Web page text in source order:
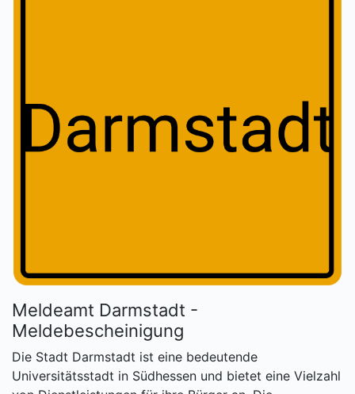
Meldeamt Darmstadt -
Meldebescheinigung
Die Stadt Darmstadt ist eine bedeutende
Universitätsstadt in Südhessen und bietet eine Vielzahl